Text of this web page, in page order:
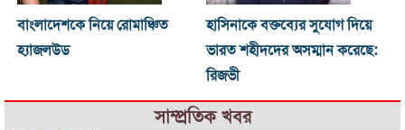
বাংলাদেশকে নিয়ে রোমাঞ্চিত
হ্যাজলউড
হাসিনাকে বক্তব্যের সুযোগ দিয়ে
ভারত শহীদদের অসম্মান করেছে:
রিজভী
সাম্প্রতিক খবর